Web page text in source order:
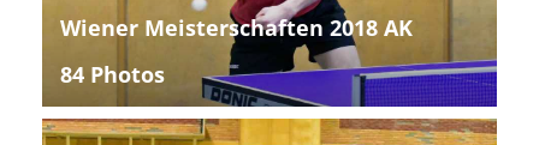
Wiener Meisterschaften 2018 AK
84 Photos